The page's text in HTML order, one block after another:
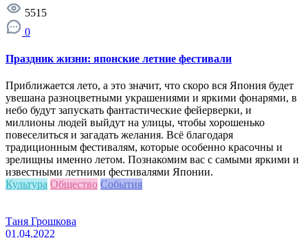
5515
0
Праздник жизни: японские летние фестивали
Приближается лето, а это значит, что скоро вся Япония будет
увешана разноцветными украшениями и яркими фонарями, в
небо будут запускать фантастические фейерверки, и
миллионы людей выйдут на улицы, чтобы хорошенько
повеселиться и загадать желания. Всё благодаря
традиционным фестивалям, которые особенно красочны и
зрелищны именно летом. Познакомим вас с самыми яркими и
известными летними фестивалями Японии.
Культура Общество События
Таня Грошкова
01.04.2022